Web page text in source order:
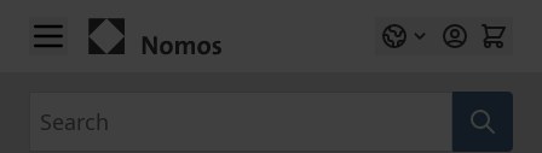
Skip to Content